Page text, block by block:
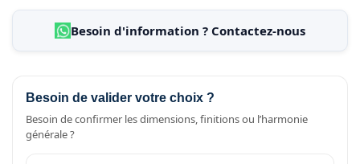
Besoin d'information ? Contactez-nous
Besoin de valider votre choix ?
Besoin de confirmer les dimensions, finitions ou l’harmonie
générale ?